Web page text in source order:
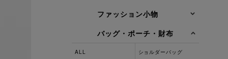
ファッション小物
バッグ・ポーチ・財布
ALL ショルダーバッグ